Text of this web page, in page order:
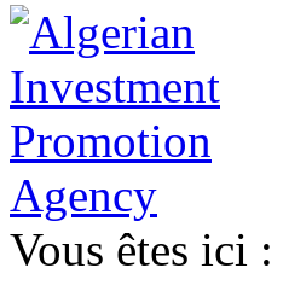
Vous êtes ici :